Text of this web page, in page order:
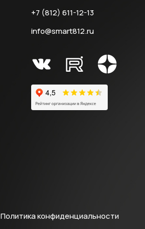
+7 (812) 611-12-13
info@smart812.ru
Политика конфиденциальности